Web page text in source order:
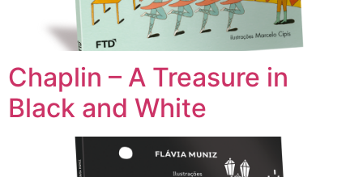
Chaplin – A Treasure in
Black and White